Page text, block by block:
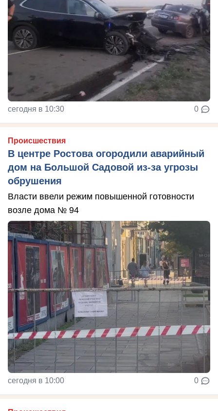
сегодня в 10:30 0
Происшествия
В центре Ростова огородили аварийный
дом на Большой Садовой из-за угрозы
обрушения
Власти ввели режим повышенной готовности
возле дома № 94
сегодня в 10:00 0